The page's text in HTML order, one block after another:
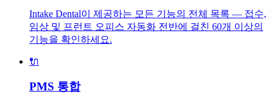
Intake Dental이 제공하는 모든 기능의 전체 목록 — 접수,
임상 및 프런트 오피스 자동화 전반에 걸친 60개 이상의
기능을 확인하세요.
🔌
PMS 통합